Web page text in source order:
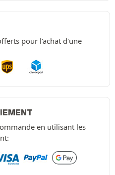
pour l'achat d'une
en utilisant les